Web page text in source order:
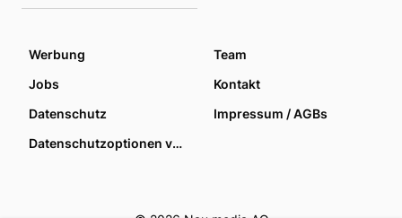
Werbung
Team
Jobs
Kontakt
Datenschutz
Impressum / AGBs
Datenschutzoptionen verwalten